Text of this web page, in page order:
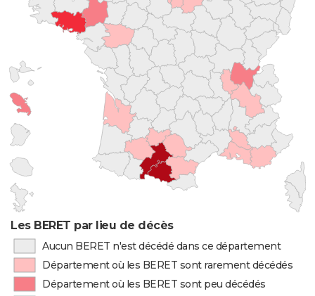
Les BERET par lieu de décès
Aucun BERET n'est décédé dans ce département
Département où les BERET sont rarement décédés
Département où les BERET sont peu décédés